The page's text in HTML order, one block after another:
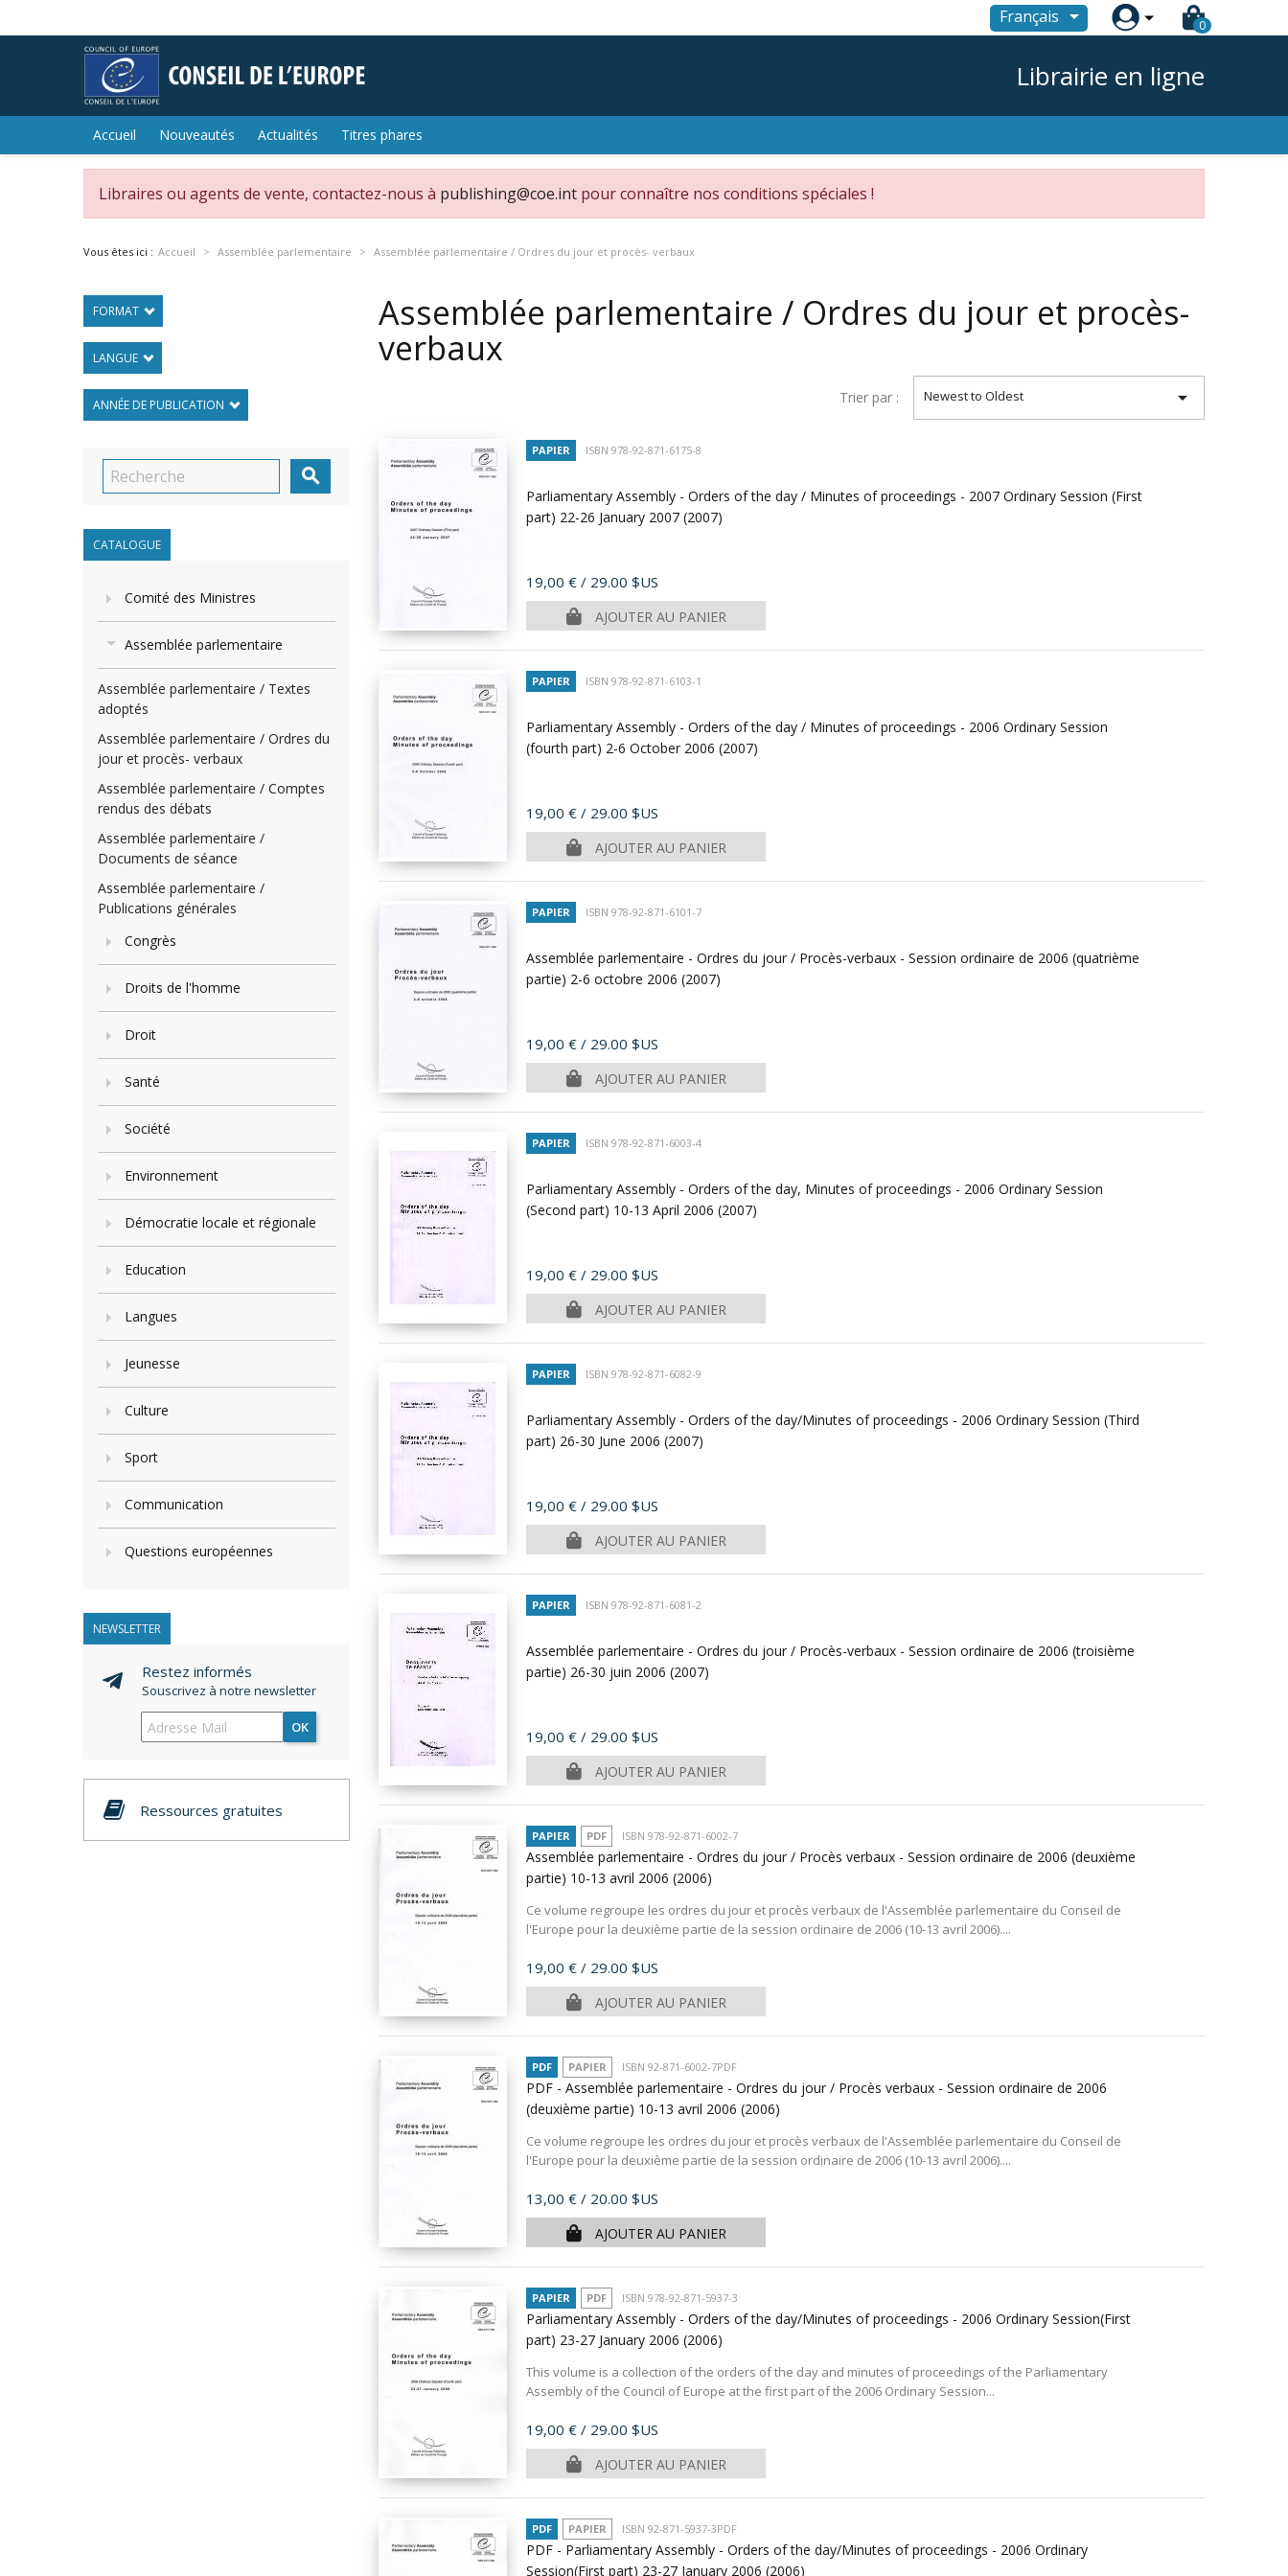
Français  0
Librairie en ligne
Accueil Nouveautés Actualités Titres phares
Libraires ou agents de vente, contactez-nous à publishing@coe.int pour connaître nos conditions spéciales !
Vous êtes ici : Accueil Assemblée parlementaire Assemblée parlementaire / Ordres du jour et procès- verbaux
FORMAT
LANGUE
ANNÉE DE PUBLICATION

CATALOGUE
Comité des Ministres
Assemblée parlementaire
Assemblée parlementaire / Textes
adoptés
Assemblée parlementaire / Ordres du
jour et procès- verbaux
Assemblée parlementaire / Comptes
rendus des débats
Assemblée parlementaire /
Documents de séance
Assemblée parlementaire /
Publications générales
Congrès
Droits de l'homme
Droit
Santé
Société
Environnement
Démocratie locale et régionale
Education
Langues
Jeunesse
Culture
Sport
Communication
Questions européennes
NEWSLETTER
Restez informés
Souscrivez à notre newsletter
OK
Ressources gratuites
Assemblée parlementaire / Ordres du jour et procès-
verbaux
Trier par : Newest to Oldest 
PAPIER ISBN 978-92-871-6175-8
Parliamentary Assembly - Orders of the day / Minutes of proceedings - 2007 Ordinary Session (First
part) 22-26 January 2007 (2007)
Prix
19,00 € / 29.00 $US
AJOUTER AU PANIER
PAPIER ISBN 978-92-871-6103-1
Parliamentary Assembly - Orders of the day / Minutes of proceedings - 2006 Ordinary Session
(fourth part) 2-6 October 2006 (2007)
Prix
19,00 € / 29.00 $US
AJOUTER AU PANIER
PAPIER ISBN 978-92-871-6101-7
Assemblée parlementaire - Ordres du jour / Procès-verbaux - Session ordinaire de 2006 (quatrième
partie) 2-6 octobre 2006 (2007)
Prix
19,00 € / 29.00 $US
AJOUTER AU PANIER
PAPIER ISBN 978-92-871-6003-4
Parliamentary Assembly - Orders of the day, Minutes of proceedings - 2006 Ordinary Session
(Second part) 10-13 April 2006 (2007)
Prix
19,00 € / 29.00 $US
AJOUTER AU PANIER
PAPIER ISBN 978-92-871-6082-9
Parliamentary Assembly - Orders of the day/Minutes of proceedings - 2006 Ordinary Session (Third
part) 26-30 June 2006 (2007)
Prix
19,00 € / 29.00 $US
AJOUTER AU PANIER
PAPIER ISBN 978-92-871-6081-2
Assemblée parlementaire - Ordres du jour / Procès-verbaux - Session ordinaire de 2006 (troisième
partie) 26-30 juin 2006 (2007)
Prix
19,00 € / 29.00 $US
AJOUTER AU PANIER
PAPIER PDF ISBN 978-92-871-6002-7
Assemblée parlementaire - Ordres du jour / Procès verbaux - Session ordinaire de 2006 (deuxième
partie) 10-13 avril 2006 (2006)
Ce volume regroupe les ordres du jour et procès verbaux de l'Assemblée parlementaire du Conseil de
l'Europe pour la deuxième partie de la session ordinaire de 2006 (10-13 avril 2006)....
Prix
19,00 € / 29.00 $US
AJOUTER AU PANIER
PDF PAPIER ISBN 92-871-6002-7PDF
PDF - Assemblée parlementaire - Ordres du jour / Procès verbaux - Session ordinaire de 2006
(deuxième partie) 10-13 avril 2006 (2006)
Ce volume regroupe les ordres du jour et procès verbaux de l'Assemblée parlementaire du Conseil de
l'Europe pour la deuxième partie de la session ordinaire de 2006 (10-13 avril 2006)....
Prix
13,00 € / 20.00 $US
AJOUTER AU PANIER
PAPIER PDF ISBN 978-92-871-5937-3
Parliamentary Assembly - Orders of the day/Minutes of proceedings - 2006 Ordinary Session(First
part) 23-27 January 2006 (2006)
This volume is a collection of the orders of the day and minutes of proceedings of the Parliamentary
Assembly of the Council of Europe at the first part of the 2006 Ordinary Session...
Prix
19,00 € / 29.00 $US
AJOUTER AU PANIER
PDF PAPIER ISBN 92-871-5937-3PDF
PDF - Parliamentary Assembly - Orders of the day/Minutes of proceedings - 2006 Ordinary
Session(First part) 23-27 January 2006 (2006)